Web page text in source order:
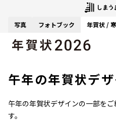
写真 フォトブック 年賀状 /
午年の年賀状デ
午年の年賀状デザインの一部をご
す。